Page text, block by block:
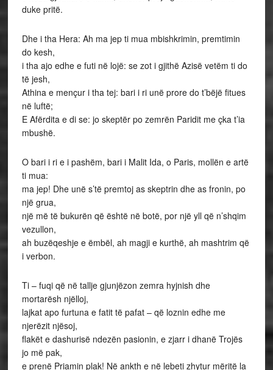
duke pritë.
Dhe i tha Hera: Ah ma jep ti mua mbishkrimin, premtimin
do kesh,
i tha ajo edhe e futi në lojë: se zot i gjithë Azisë vetëm ti do
të jesh,
Athina e mençur i tha tej: bari i ri unë prore do t’bëjë fitues
në luftë;
E Afërdita e di se: jo skeptër po zemrën Paridit me çka t’ia
mbushë.
O bari i ri e i pashëm, bari i Malit Ida, o Paris, mollën e artë
ti mua:
ma jep! Dhe unë s’të premtoj as skeptrin dhe as fronin, po
një grua,
një më të bukurën që është në botë, por një yll që n’shqim
vezullon,
ah buzëqeshje e ëmbël, ah magji e kurthë, ah mashtrim që
i verbon.
Ti – fuqi që në tallje gjunjëzon zemra hyjnish dhe
mortarësh njëlloj,
lajkat apo furtuna e fatit të pafat – që loznin edhe me
njerëzit njësoj,
flakët e dashurisë ndezën pasionin, e zjarr i dhanë Trojës
jo më pak,
e prenë Priamin plak! Në ankth e në lebeti zhytur mëritë la